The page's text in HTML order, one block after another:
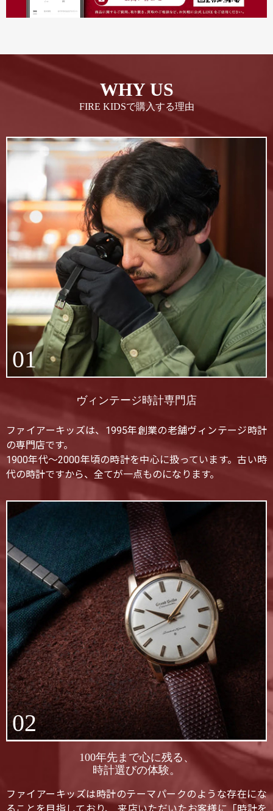
WHY US
FIRE KIDSで購入する理由
01
ヴィンテージ時計専門店
ファイアーキッズは、1995年創業の老舗ヴィンテージ時計
の専門店です。
1900年代〜2000年頃の時計を中心に扱っています。古い時
代の時計ですから、全てが一点ものになります。
02
100年先まで心に残る、
時計選びの体験。
ファイアーキッズは時計のテーマパークのような存在にな